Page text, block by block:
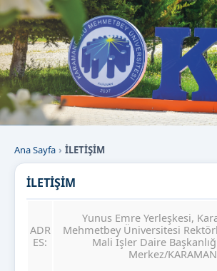
Ana Sayfa İLETİŞİM
İLETİŞİM
ADR
ES:
Yunus Emre Yerleşkesi,
Mehmetbey Üniversitesi
Mali İşler Daire
Merkez/KARAMAN